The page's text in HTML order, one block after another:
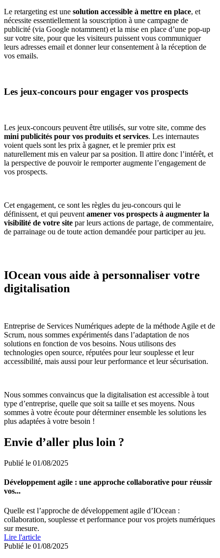
Le retargeting est une solution accessible à mettre en place, et
nécessite essentiellement la souscription à une campagne de
publicité (via Google notamment) et la mise en place d’une pop-up
sur votre site, pour que les visiteurs puissent vous communiquer
leurs adresses email et donner leur consentement à la réception de
vos emails.
Les jeux-concours pour engager vos prospects
Les jeux-concours peuvent être utilisés, sur votre site, comme des
mini publicités pour vos produits et services. Les internautes
voient quels sont les prix à gagner, et le premier prix est
naturellement mis en valeur par sa position. Il attire donc l’intérêt, et
la perspective de pouvoir le remporter augmente l’engagement de
vos prospects.
Cet engagement, ce sont les règles du jeu-concours qui le
définissent, et qui peuvent amener vos prospects à augmenter la
visibilité de votre site par leurs actions de partage, de commentaire,
de parrainage ou de toute action demandée pour participer au jeu.
IOcean vous aide à personnaliser votre
digitalisation
Entreprise de Services Numériques adepte de la méthode Agile et de
Scrum, nous sommes expérimentés dans l’adaptation de nos
solutions en fonction de vos besoins. Nous utilisons des
technologies open source, réputées pour leur souplesse et leur
accessibilité, mais aussi pour leur performance et leur sécurisation.
Nous sommes convaincus que la digitalisation est accessible à tout
type d’entreprise, quelle que soit sa taille et ses moyens. Nous
sommes à votre écoute pour déterminer ensemble les solutions les
plus adaptées à votre besoin !
Envie d’aller plus loin ?
Publié le 01/08/2025
Développement agile : une approche collaborative pour réussir
vos...
Quelle est l’approche de développement agile d’IOcean :
collaboration, souplesse et performance pour vos projets numériques
sur mesure.
Lire l'article
Publié le 01/08/2025